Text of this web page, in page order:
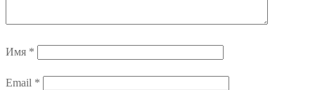
Имя *
Email *